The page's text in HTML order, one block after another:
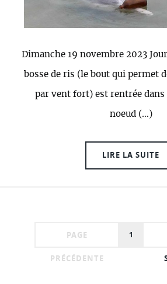
Dimanche 19 novembre 2023
bosse de ris (le bout qui permet
par vent fort) est rentrée dans
noeud (…)
LIRE LA SUITE
PAGE
PRÉCÉDENTE
1